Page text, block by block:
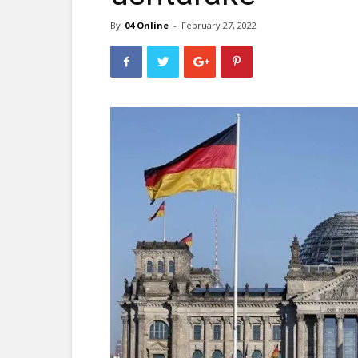
By 04 Online - February 27, 2022